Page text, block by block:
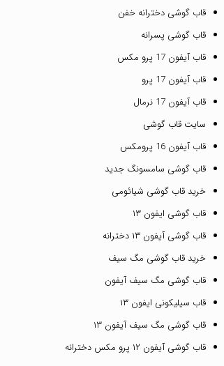
قاب گوشی دخترانه خفن
قاب گوشی پسرانه
قاب آیفون 17 پرو مکس
قاب آیفون 17 پرو
قاب آیفون 17 نرمال
سایت قاب گوشی
قاب آیفون 16 پرومکس
قاب گوشی سامسونگ جدید
خرید قاب گوشی شیائومی
قاب گوشی ایفون ۱۳
قاب گوشی آیفون ۱۳ دخترانه
خرید قاب گوشی مگ سیف
قاب گوشی مگ سیف آیفون
قاب سیلیکونی ایفون ۱۳
قاب گوشی مگ سیف آیفون ۱۳
قاب گوشی آیفون ۱۲ پرو مکس دخترانه